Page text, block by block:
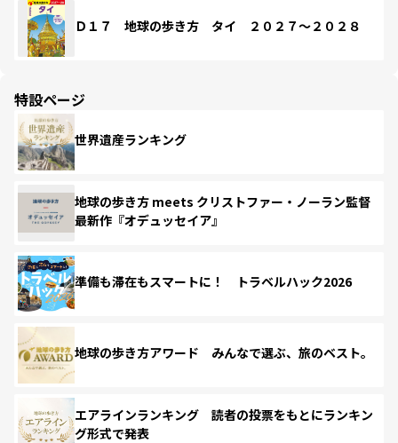
Ｄ１７ 地球の歩き方 タイ ２０２７～２０２８
特設ページ
世界遺産ランキング
地球の歩き方 meets クリストファー・ノーラン監督
最新作『オデュッセイア』
準備も滞在もスマートに！ トラベルハック2026
地球の歩き方アワード みんなで選ぶ、旅のベスト。
エアラインランキング 読者の投票をもとにランキン
グ形式で発表